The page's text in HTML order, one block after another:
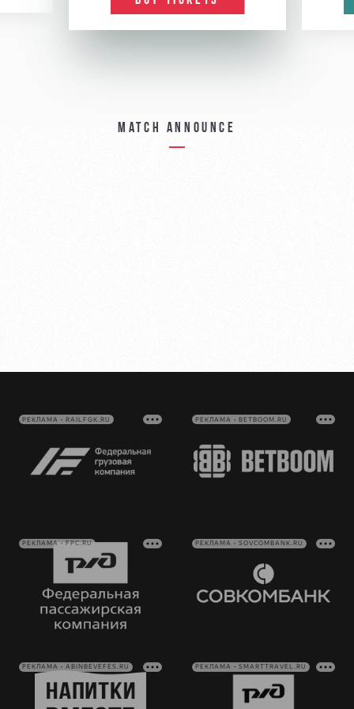
Match announce
РЕКЛАМА • RAILFGK.RU РЕКЛАМА • BETBOOM.RU
РЕКЛАМА • FPC.RU РЕКЛАМА • SOVCOMBANK.RU
РЕКЛАМА • ABINBEVEFES.RU РЕКЛАМА • SMARTTRAVEL.RU